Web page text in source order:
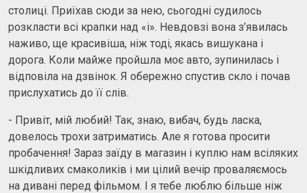
столиці. Приїхав сюди за нею, сьогодні судилось
розкласти всі крапки над «і». Невдовзі вона з’явилась
наживо, ще красивіша, ніж тоді, якась вишукана і
дорога. Коли майже пройшла моє авто, зупинилась і
відповіла на дзвінок. Я обережно спустив скло і почав
прислухатись до її слів.
- Привіт, мій любий! Так, знаю, вибач, будь ласка,
довелось трохи затриматись. Але я готова просити
пробачення! Зараз заїду в магазин і куплю нам всіляких
шкідливих смаколиків і ми цілий вечір проваляємось
на дивані перед фільмом. І я тебе люблю більше ніж